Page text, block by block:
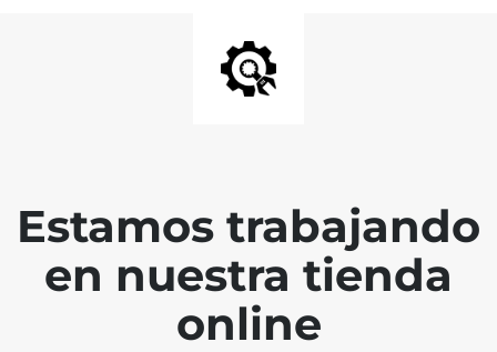
Estamos trabajando
en nuestra tienda
online